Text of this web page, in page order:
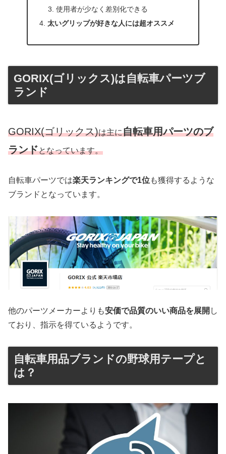
使用者が少なく差別化できる
太いグリップが好きな人には超オススメ
GORIX(ゴリックス)は自転車パーツブ
ランド
GORIX(ゴリックス)は主に自転車用パーツのブ
ランドとなっています。
自転車パーツでは楽天ランキングで1位も獲得するような
ブランドとなっています。
他のパーツメーカーよりも安価で品質のいい商品を展開 し
ており、指示を得ているようです。
自転車用品ブランドの野球用テープと
は？